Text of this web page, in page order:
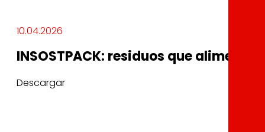
10.04.2026
INSOSTPACK: residuos que
Descargar